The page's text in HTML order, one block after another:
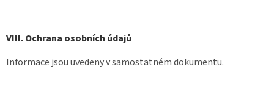
VIII. Ochrana osobních údajů
Informace jsou uvedeny v samostatném dokumentu.